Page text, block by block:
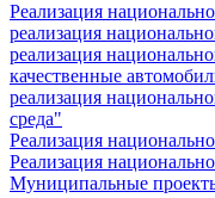
Реализация
реализация
реализация
качественные
реализация
среда"
Реализация
Реализация
Муниципальные